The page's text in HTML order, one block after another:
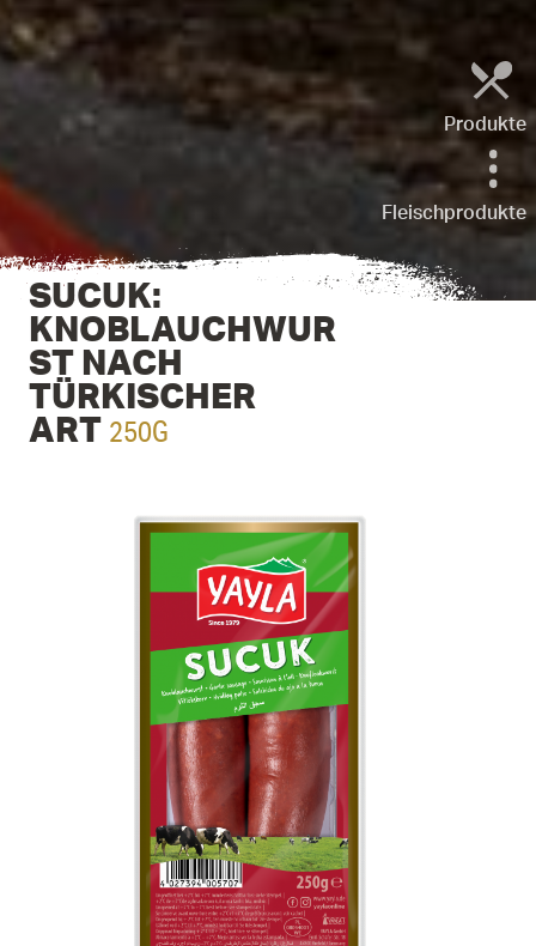
Produkte
Fleischprodukte
SUCUK:
KNOBLAUCHWUR
ST NACH
TÜRKISCHER
ART 250G